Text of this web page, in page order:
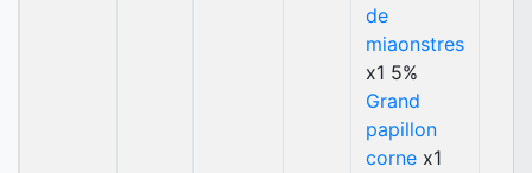
de
miaonstres
x1 5%
Grand
papillon
corne x1